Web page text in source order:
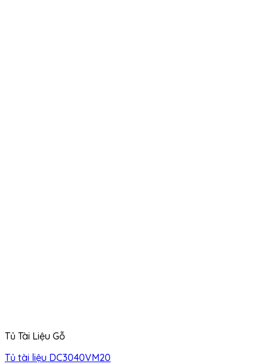
Tủ Tài Liệu Gỗ
Tủ tài liệu DC3040VM20